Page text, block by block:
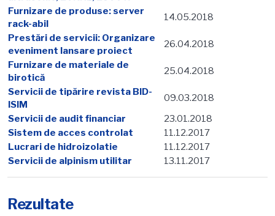
Furnizare de produse: server
rack-abil
14.05.2018
Prestări de servicii: Organizare
eveniment lansare proiect
26.04.2018
Furnizare de materiale de
birotică
25.04.2018
Servicii de tipărire revista BID-
ISIM
09.03.2018
Servicii de audit financiar
23.01.2018
Sistem de acces controlat
11.12.2017
Lucrari de hidroizolatie
11.12.2017
Servicii de alpinism utilitar
13.11.2017
Rezultate